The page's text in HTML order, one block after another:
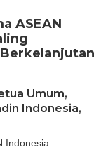
ASEAN
Umum,
Indonesia,
Indonesia